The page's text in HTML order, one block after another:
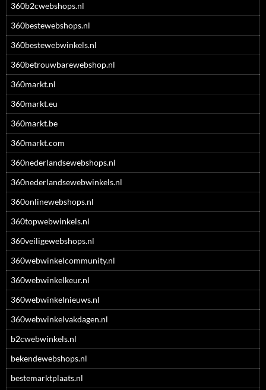
360b2cwebshops.nl
360bestewebshops.nl
360bestewebwinkels.nl
360betrouwbarewebshop.nl
360markt.nl
360markt.eu
360markt.be
360markt.com
360nederlandsewebshops.nl
360nederlandsewebwinkels.nl
360onlinewebshops.nl
360topwebwinkels.nl
360veiligewebshops.nl
360webwinkelcommunity.nl
360webwinkelkeur.nl
360webwinkelnieuws.nl
360webwinkelvakdagen.nl
b2cwebwinkels.nl
bekendewebshops.nl
bestemarktplaats.nl